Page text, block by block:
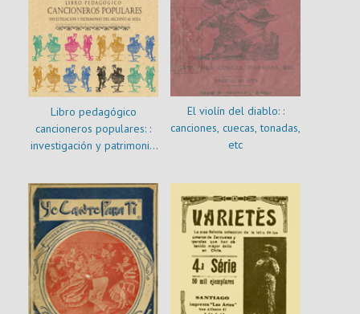
Libro pedagógico
cancioneros populares: :
investigación y patrimonio
El violín del diablo: :
canciones, cuecas, tonadas,
etc